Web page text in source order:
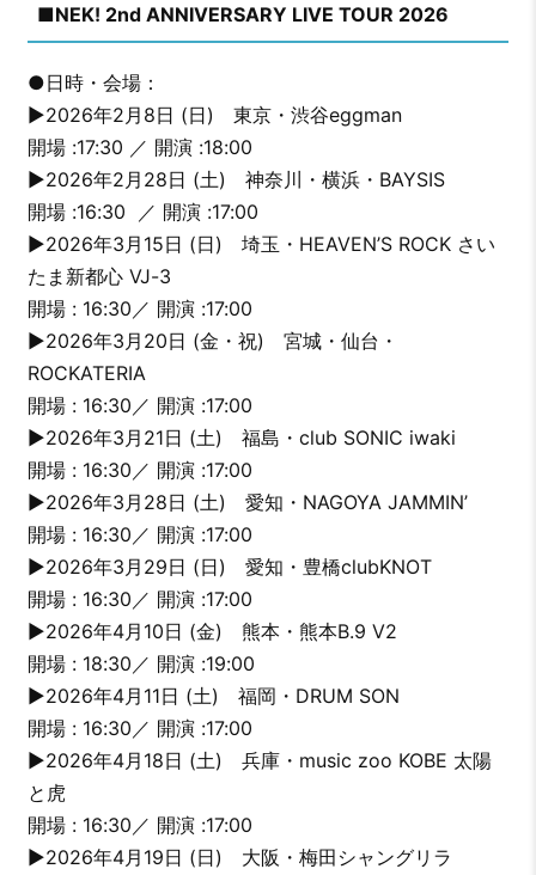
■NEK! 2nd ANNIVERSARY LIVE TOUR 2026
●日時・会場：
▶︎2026年2月8日 (日) 東京・渋谷eggman
開場 :17:30 ／ 開演 :18:00
▶︎2026年2月28日 (土) 神奈川・横浜・BAYSIS
開場 :16:30 ／ 開演 :17:00
▶︎2026年3月15日 (日) 埼玉・HEAVEN’S ROCK さい
たま新都心 VJ-3
開場 : 16:30／ 開演 :17:00
▶︎2026年3月20日 (金・祝) 宮城・仙台・
ROCKATERIA
開場 : 16:30／ 開演 :17:00
▶︎2026年3月21日 (土) 福島・club SONIC iwaki
開場 : 16:30／ 開演 :17:00
▶︎2026年3月28日 (土) 愛知・NAGOYA JAMMIN’
開場 : 16:30／ 開演 :17:00
▶︎2026年3月29日 (日) 愛知・豊橋clubKNOT
開場 : 16:30／ 開演 :17:00
▶︎2026年4月10日 (金) 熊本・熊本B.9 V2
開場 : 18:30／ 開演 :19:00
▶︎2026年4月11日 (土) 福岡・DRUM SON
開場 : 16:30／ 開演 :17:00
▶︎2026年4月18日 (土) 兵庫・music zoo KOBE 太陽
と虎
開場 : 16:30／ 開演 :17:00
▶︎2026年4月19日 (日) 大阪・梅田シャングリラ